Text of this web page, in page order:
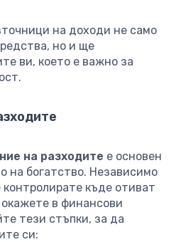
на доходи не само
но и ще
ви, което е важно за
на разходите е основен
на богатство. Независимо
контролирате къде отиват
в финансови
тези стъпки, за да
си: